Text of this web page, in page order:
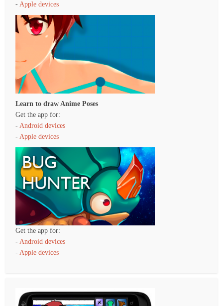
-Apple devices
Learn to draw Anime Poses
Get the app for:
- Android devices
- Apple devices
Get the app for:
-Android devices
-Apple devices